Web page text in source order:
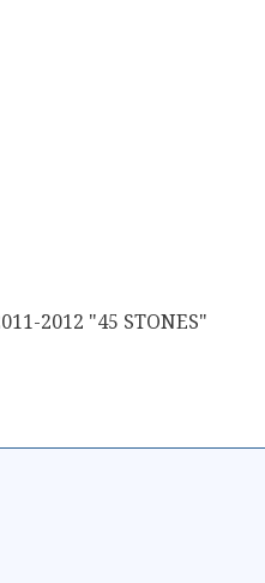
2012 "45 STONES"